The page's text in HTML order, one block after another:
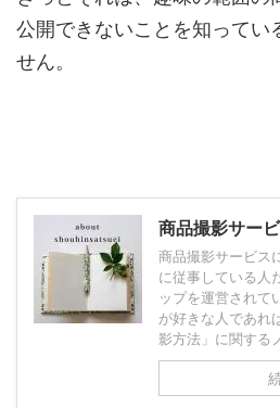
公開できないことを知ってい
せん。
商品撮影サー
商品撮影サービス
に従事している人
ップを運営されて
が好きな人であれ
影方法」に関する